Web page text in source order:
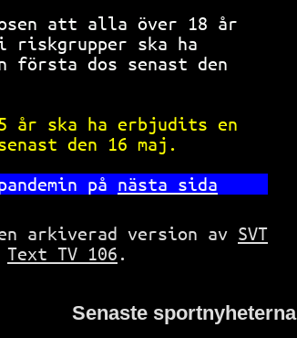
att alla över 18 år
i riskgrupper ska ha
första dos senast den
år ska ha erbjudits en
senast den 16 maj.
på
nästa sida
arkiverad version av SVT
Text TV 106 .
Senaste sportnyheterna